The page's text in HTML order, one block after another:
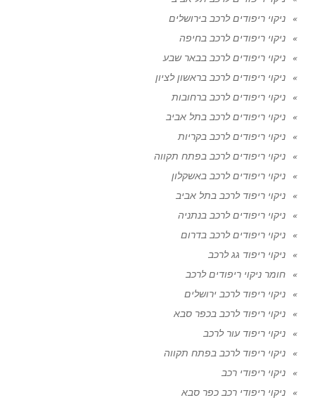
ניקוי ריפודים לרכב בירושלים
ניקוי ריפודים לרכב בחיפה
ניקוי ריפודים לרכב בבאר שבע
ניקוי ריפודים לרכב בראשון לציון
ניקוי ריפודים לרכב ברחובות
ניקוי ריפודים לרכב בתל אביב
ניקוי ריפודים לרכב בקריות
ניקוי ריפודים לרכב בפתח תקווה
ניקוי ריפודים לרכב באשקלון
ניקוי ריפוד לרכב בתל אביב
ניקוי ריפודים לרכב בנתניה
ניקוי ריפודים לרכב בדרום
ניקוי ריפוד גג לרכב
חומר ניקוי ריפודים לרכב
ניקוי ריפוד לרכב ירושלים
ניקוי ריפוד לרכב בכפר סבא
ניקוי ריפוד עור לרכב
ניקוי ריפוד לרכב בפתח תקווה
ניקוי ריפודי רכב
ניקוי ריפודי רכב כפר סבא